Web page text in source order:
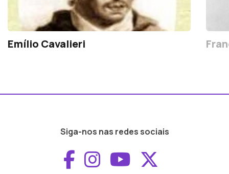
Emílio Cavalieri
Siga-nos nas redes sociais
Aceder ao
Aceder ao
Aceder ao